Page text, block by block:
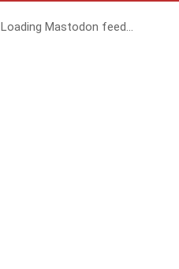
Loading Mastodon feed...